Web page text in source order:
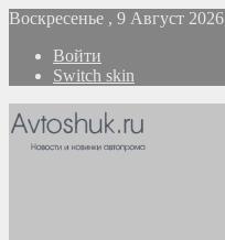
Воскресенье , 9 Август 2026
Войти
Switch skin